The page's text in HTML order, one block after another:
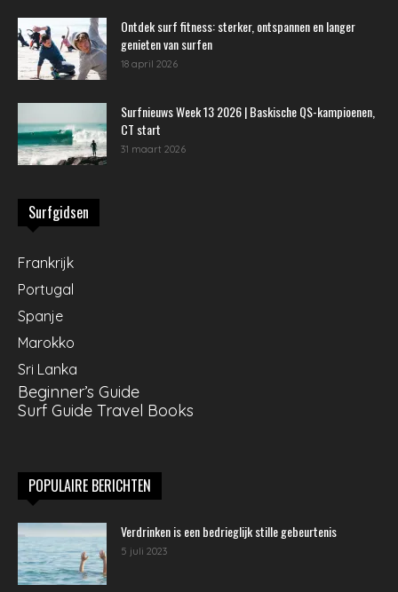
Ontdek surf fitness: sterker, ontspannen en langer
genieten van surfen
18 april 2026
Surfnieuws Week 13 2026 | Baskische QS-kampioenen,
CT start
31 maart 2026
Surfgidsen
Frankrijk
Portugal
Spanje
Marokko
Sri Lanka
Beginner’s Guide
Surf Guide Travel Books
POPULAIRE BERICHTEN
Verdrinken is een bedrieglijk stille gebeurtenis
5 juli 2023